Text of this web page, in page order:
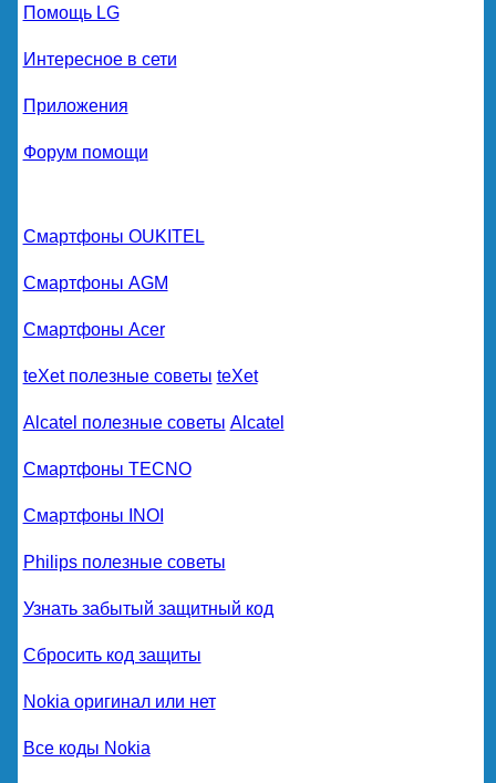
Помощь LG
Интересное в сети
Приложения
Форум помощи
Смартфоны OUKITEL
Смартфоны AGM
Смартфоны Acer
teXet полезные советы teXet
Alcatel полезные советы Alcatel
Смартфоны TECNO
Смартфоны INOI
Philips полезные советы
Узнать забытый защитный код
Сбросить код защиты
Nokia оригинал или нет
Все коды Nokia